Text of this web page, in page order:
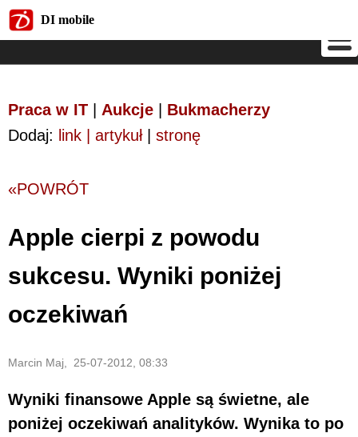
DI mobile
Praca w IT Aukcje
Bukmacherzy
Dodaj: link | artykuł| stronę
«POWRÓT
Apple cierpi z powodu
sukcesu. Wyniki poniżej
oczekiwań
Marcin Maj, 25-07-2012, 08:33
Wyniki finansowe Apple są świetne, ale
poniżej oczekiwań analityków. Wynika to po
DI mobile